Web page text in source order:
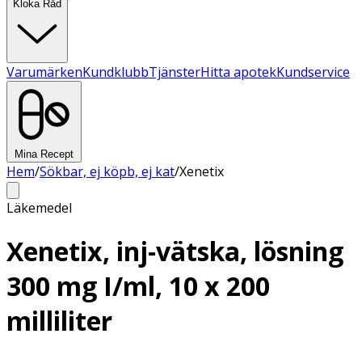
Kloka Råd
VarumärkenKundklubbTjänsterHitta apotekKundservice
Mina Recept
Hem/Sökbar, ej köpb, ej kat/Xenetix
Läkemedel
Xenetix, inj-vätska, lösning
300 mg I/ml, 10 x 200
milliliter